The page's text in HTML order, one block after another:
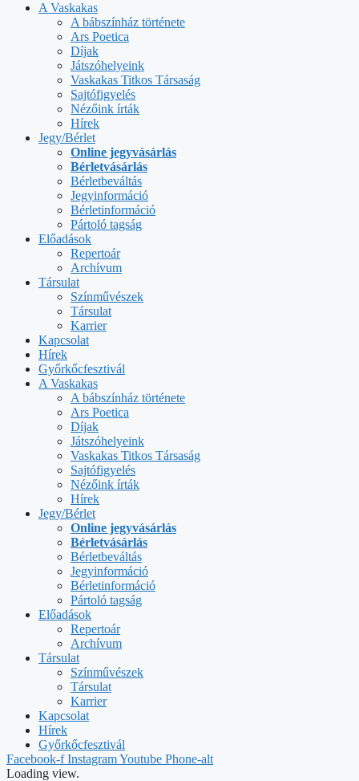
A Vaskakas
A bábszínház története
Ars Poetica
Díjak
Játszóhelyeink
Vaskakas Titkos Társaság
Sajtófigyelés
Nézőink írták
Hírek
Jegy/Bérlet
Online jegyvásárlás
Bérletvásárlás
Bérletbeváltás
Jegyinformáció
Bérletinformáció
Pártoló tagság
Előadások
Repertoár
Archívum
Társulat
Színművészek
Társulat
Karrier
Kapcsolat
Hírek
Győrkőcfesztivál
A Vaskakas
A bábszínház története
Ars Poetica
Díjak
Játszóhelyeink
Vaskakas Titkos Társaság
Sajtófigyelés
Nézőink írták
Hírek
Jegy/Bérlet
Online jegyvásárlás
Bérletvásárlás
Bérletbeváltás
Jegyinformáció
Bérletinformáció
Pártoló tagság
Előadások
Repertoár
Archívum
Társulat
Színművészek
Társulat
Karrier
Kapcsolat
Hírek
Győrkőcfesztivál
Facebook-f InstagramYoutube Phone-alt
Loading view.